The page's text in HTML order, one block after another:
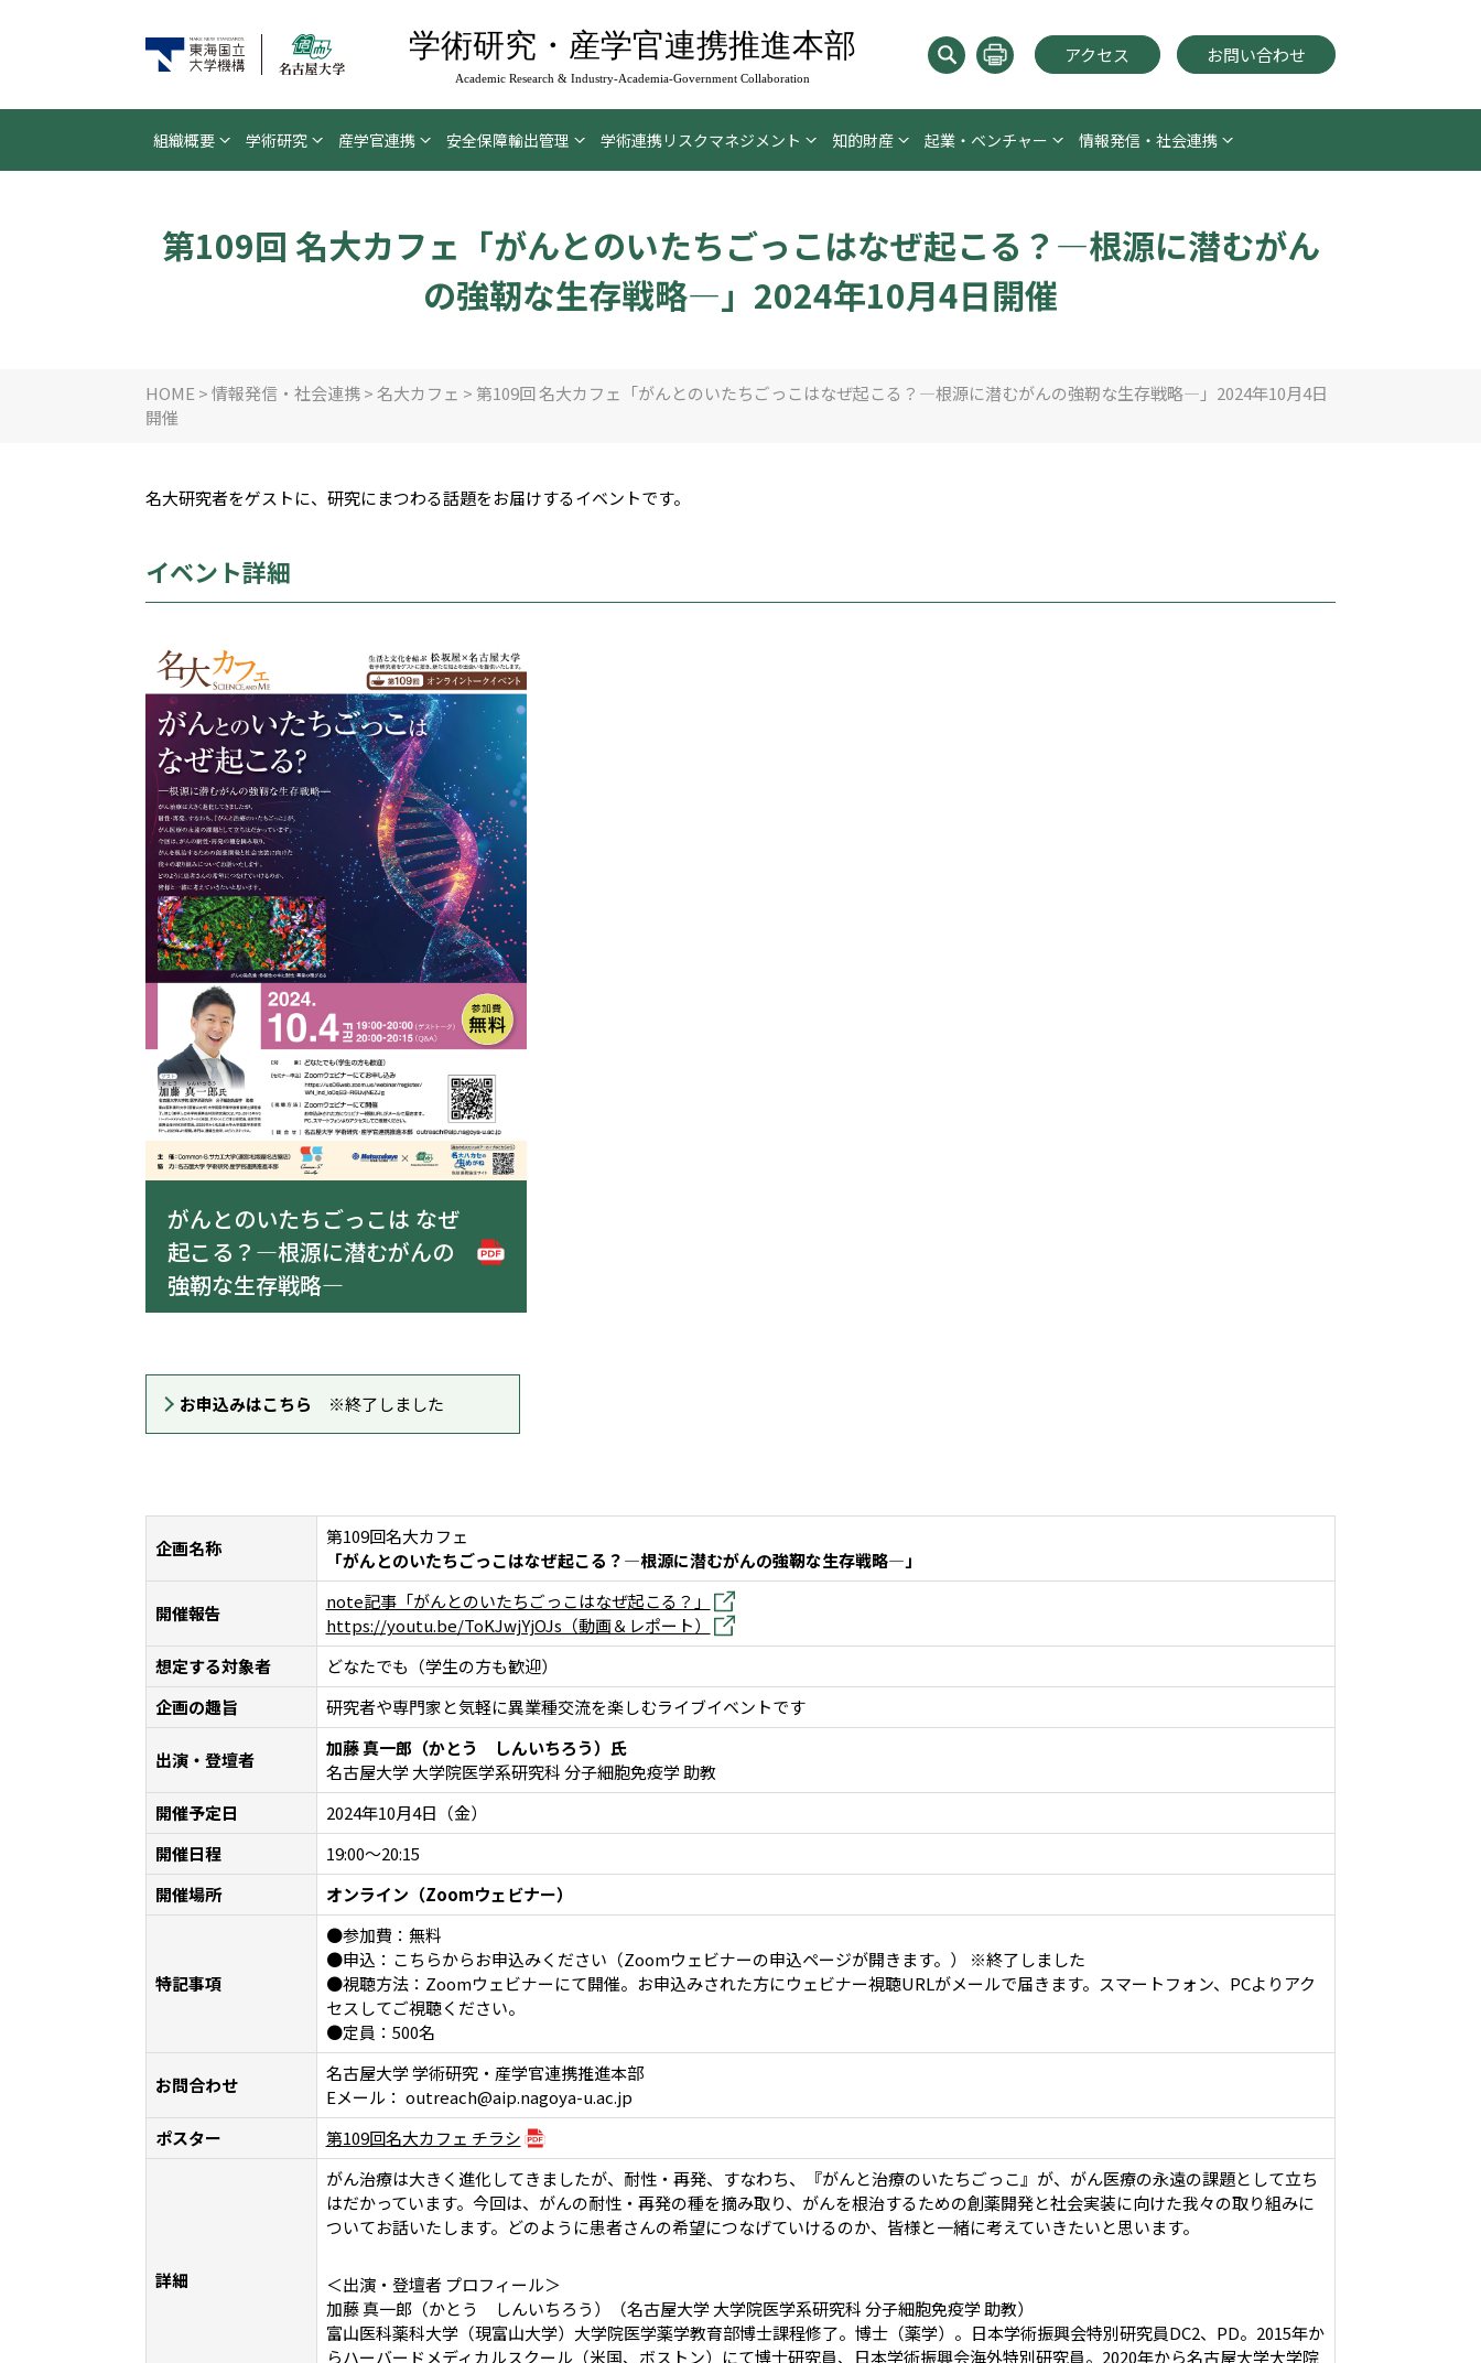
学術研究・産学官連携推進本部
Academic Research & Industry-Academia-Government Collaboration
アクセス お問い合わせ
組織概要 学術研究 産学官連携 安全保障輸出管理 学術連携リスクマネジメント 知的財産 起業・ベンチャー 情報発信・社会連携
第109回 名大カフェ「がんとのいたちごっこはなぜ起こる？―根源に潜むがん
の強靭な生存戦略―」2024年10月4日開催
HOME>情報発信・社会連携>名大カフェ > 第109回 名大カフェ「がんとのいたちごっこはなぜ起こる？―根源に潜むがんの強靭な生存戦略―」2024年10月4日
開催
名大研究者をゲストに、研究にまつわる話題をお届けするイベントです。
イベント詳細
がんとのいたちごっこは なぜ
起こる？―根源に潜むがんの
強靭な生存戦略―
お申込みはこちら ※終了しました
企画名称
第109回名大カフェ
「がんとのいたちごっこはなぜ起こる？―根源に潜むがんの強靭な生存戦略―」
開催報告
note記事「がんとのいたちごっこはなぜ起こる？」
https://youtu.be/ToKJwjYjOJs（動画＆レポート）
想定する対象者
どなたでも（学生の方も歓迎）
企画の趣旨
研究者や専門家と気軽に異業種交流を楽しむライブイベントです
出演・登壇者
加藤 真一郎（かとう しんいちろう）氏
名古屋大学 大学院医学系研究科 分子細胞免疫学 助教
開催予定日
2024年10月4日（金）
開催日程
19:00〜20:15
開催場所
オンライン（Zoomウェビナー）
特記事項
●参加費：無料
●申込：こちらからお申込みください（Zoomウェビナーの申込ページが開きます。） ※終了しました
●視聴方法：Zoomウェビナーにて開催。お申込みされた方にウェビナー視聴URLがメールで届きます。スマートフォン、PCよりアク
セスしてご視聴ください。
●定員：500名
お問合わせ
名古屋大学 学術研究・産学官連携推進本部
Eメール： outreach@aip.nagoya-u.ac.jp
ポスター
第109回名大カフェ チラシ
詳細
がん治療は大きく進化してきましたが、耐性・再発、すなわち、『がんと治療のいたちごっこ』が、がん医療の永遠の課題として立ち
はだかっています。今回は、がんの耐性・再発の種を摘み取り、がんを根治するための創薬開発と社会実装に向けた我々の取り組みに
ついてお話いたします。どのように患者さんの希望につなげていけるのか、皆様と一緒に考えていきたいと思います。
＜出演・登壇者 プロフィール＞
加藤 真一郎（かとう しんいちろう）（名古屋大学 大学院医学系研究科 分子細胞免疫学 助教）
富山医科薬科大学（現富山大学）大学院医学薬学教育部博士課程修了。博士（薬学）。日本学術振興会特別研究員DC2、PD。2015年か
らハーバードメディカルスクール（米国、ボストン）にて博士研究員、日本学術振興会海外特別研究員。2020年から名古屋大学大学院